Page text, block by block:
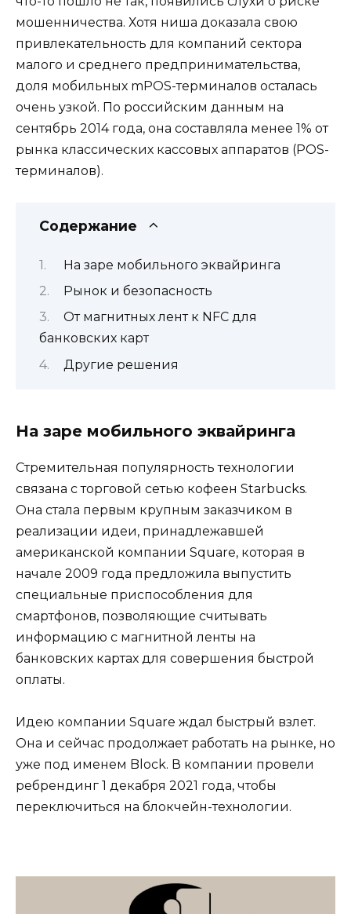
мошенничества. Хотя ниша доказала свою
привлекательность для компаний сектора
малого и среднего предпринимательства,
доля мобильных mPOS-терминалов осталась
очень узкой. По российским данным на
сентябрь 2014 года, она составляла менее 1% от
рынка классических кассовых аппаратов (POS-
терминалов).
Содержание
На заре мобильного эквайринга
Рынок и безопасность
От магнитных лент к NFC для
банковских карт
Другие решения
На заре мобильного эквайринга
Стремительная популярность технологии
связана с торговой сетью кофеен Starbucks.
Она стала первым крупным заказчиком в
реализации идеи, принадлежавшей
американской компании Square, которая в
начале 2009 года предложила выпустить
специальные приспособления для
смартфонов, позволяющие считывать
информацию с магнитной ленты на
банковских картах для совершения быстрой
оплаты.
Идею компании Square ждал быстрый взлет.
Она и сейчас продолжает работать на рынке, но
уже под именем Block. В компании провели
ребрендинг 1 декабря 2021 года, чтобы
переключиться на блокчейн-технологии.